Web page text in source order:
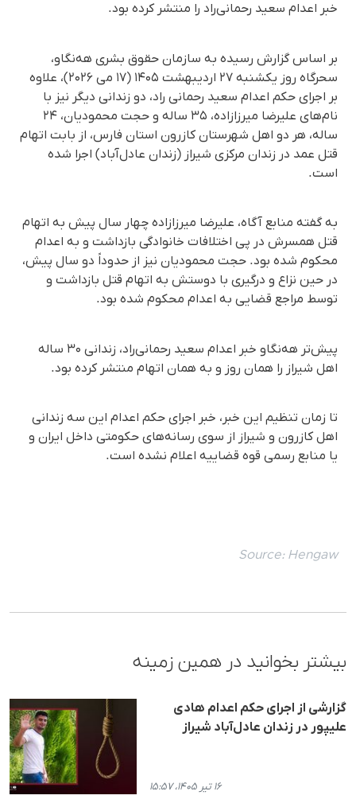
خبر اعدام سعید رحمانی‌راد را منتشر کرده بود.
بر اساس گزارش رسیده به سازمان حقوق بشری هه‌نگاو،
سحرگاه روز یکشنبه ۲۷ اردیبهشت ۱۴۰۵ (۱۷ می ۲۰۲۶)، علاوه
بر اجرای حکم اعدام سعید رحمانی راد، دو زندانی دیگر نیز با
نام‌های علیرضا میرزازاده، ۳۵ ساله و حجت محمودیان، ۲۴
ساله، هر دو اهل شهرستان کازرون استان فارس، از بابت اتهام
قتل عمد در زندان مرکزی شیراز (زندان عادل‌آباد) اجرا شده
است.
به گفته منابع آگاه، علیرضا میرزازاده چهار سال پیش به اتهام
قتل همسرش در پی اختلافات خانوادگی بازداشت و به اعدام
محکوم شده بود. حجت محمودیان نیز از حدوداً دو سال پیش،
در حین نزاع و درگیری با دوستش به اتهام قتل بازداشت و
توسط مراجع قضایی به اعدام محکوم شده بود.
پیش‌تر هه‌نگاو خبر اعدام سعید رحمانی‌راد، زندانی ۳۰ ساله
اهل شیراز را همان روز و به همان اتهام منتشر کرده بود.
تا زمان تنظیم این خبر، خبر اجرای حکم اعدام این سه زندانی
اهل کازرون و شیراز از سوی رسانه‌های حکومتی داخل ایران و
یا منابع رسمی قوه قضاییه اعلام نشده است.
Source: Hengaw
بیشتر بخوانید در همین زمینه
گزارشی از اجرای حکم اعدام هادی
علیپور در زندان عادل‌‌آباد شیراز
۱۶ تیر ۱۴۰۵، ۱۵:۵۷